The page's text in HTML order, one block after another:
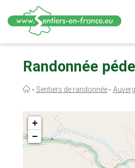
contenuRandonnée
Fil
Sentiers de randonnée
+
−